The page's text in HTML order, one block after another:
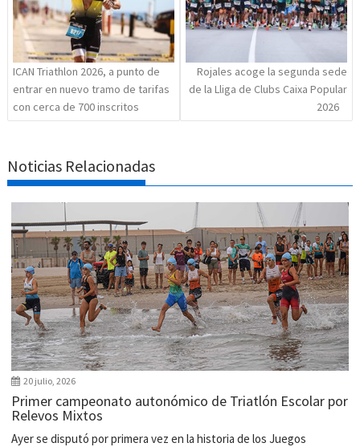
ICAN Triathlon 2026, a punto de
entrar en nuevo tramo de tarifas
con cerca de 700 inscritos
Rojales acoge la segunda sede
de la Lliga de Clubs Caixa Popular
2026
Noticias Relacionadas
20 julio, 2026
Primer campeonato autonómico de Triatlón Escolar por
Relevos Mixtos
Ayer se disputó por primera vez en la historia de los Juegos